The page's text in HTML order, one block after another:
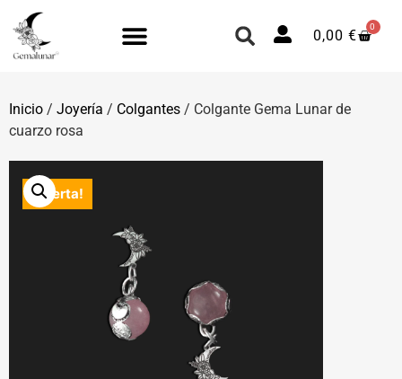
0,00 €
0
Inicio / Joyería / Colgantes / Colgante Gema Lunar de
cuarzo rosa
¡Oferta!